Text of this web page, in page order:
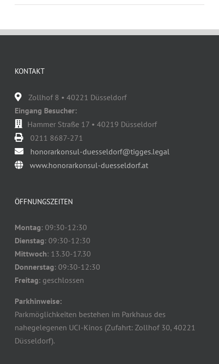
KONTAKT
Zollhof 8 • 40221 Düsseldorf
Eingang Besucher:
Hammer Straße 17 • 40219 Düsseldorf
0211 8687-271
honorarkonsul-duesseldorf@tigges.legal
www.honorarkonsul-duesseldorf.at
ÖFFNUNGSZEITEN
Montag: 09:30-12:30
Dienstag: 09:30-12:30
Mittwoch: 13.30-17.30
Donnerstag: 09:30-12:30
Freitag: geschlossen
Parkhinweise:
Parkmöglichkeiten bestehen im Parkhaus des
nahegelegenen UCI-Kinos (Zufahrt: Zollhof 30, 40221
Düsseldorf).